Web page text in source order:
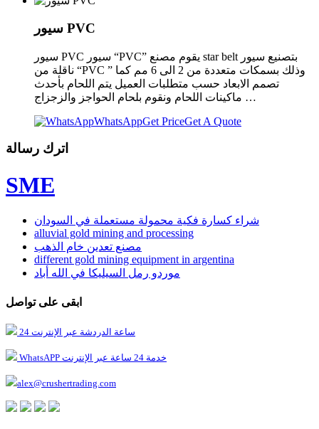
سيور PVC
سيور PVC سيور “PVC” يقوم مصنع star belt بتصنيع سيور
ناقلة من “PVC ” وذلك بسمكات متعددة من 2 الى 6 مم كما
تصمم الابعاد حسب متطلبات العميل يتم اللحام بأحدث
ماكينات اللحام ونقوم بلحام الحواجز والزجزاج …
WhatsAppGet PriceGet A Quote
اترك رسالة
SME
شراء كسارة فكية محمولة مستعملة في السودان
alluvial gold mining and processing
مصنع تعدين خام الذهب
different gold mining equipment in argentina
موردو رمل السيليكا في الله أباد
ابقى على تواصل
24 ساعة الدردشة عبر الإنترنت
WhatsAPP خدمة 24 ساعة عبر الإنترنت
alex@crushertrading.com